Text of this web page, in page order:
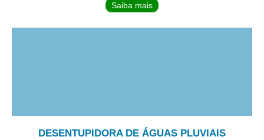
Saiba mais
DESENTUPIDORA DE ÁGUAS PLUVIAIS